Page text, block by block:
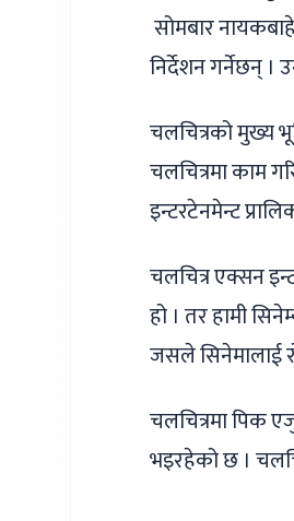
सोमबार
निर्देशन गर्नेछन् ।
चलचित्रको मुख्य
चलचित्रमा काम
इन्टरटेनमेन्ट
चलचित्र एक्सन
हो । तर हामी
जसले सिनेमालाई
चलचित्रमा पिक
भइरहेको छ ।